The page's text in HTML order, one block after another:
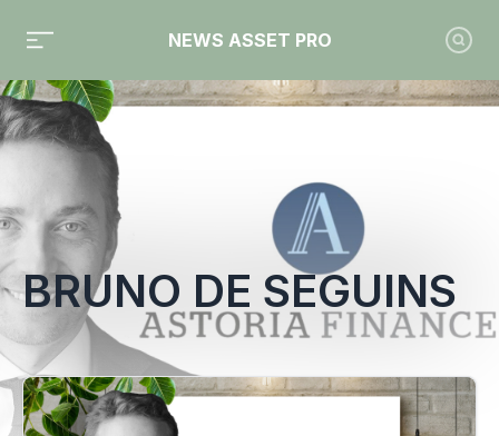
NEWS ASSET PRO
Toute l'actualité sur le tag "Bruno de Seguins"
BRUNO DE SEGUINS